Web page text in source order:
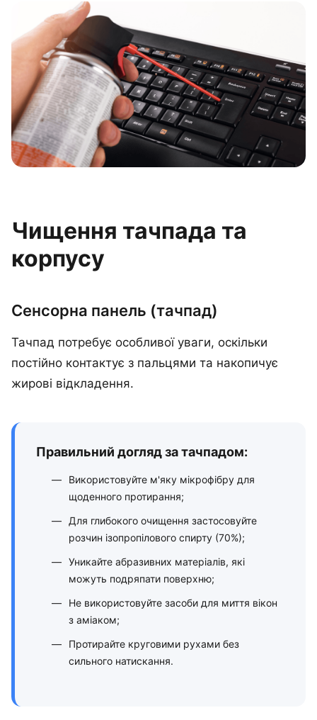
Чищення тачпада та
корпусу
Сенсорна панель (тачпад)
Тачпад потребує особливої уваги, оскільки
постійно контактує з пальцями та накопичує
жирові відкладення.
Правильний догляд за тачпадом:
Використовуйте м'яку мікрофібру для
щоденного протирання;
Для глибокого очищення застосовуйте
розчин ізопропілового спирту (70%);
Уникайте абразивних матеріалів, які
можуть подряпати поверхню;
Не використовуйте засоби для миття вікон
з аміаком;
Протирайте круговими рухами без
сильного натискання.